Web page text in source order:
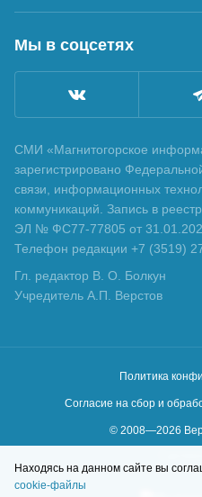
Мы в соцсетях
СМИ «Магнитогорское
зарегистрировано
связи, информационных
коммуникаций. Запись в
ЭЛ № ФС77-77805 от
Телефон редакции +7 (3519)
Гл. редактор В. О. Болкун
Учредитель А.П. Верстов
Политика
Согласие на сбор и
© 2008—2026
Находясь на данном сайте вы
cookie-файлы